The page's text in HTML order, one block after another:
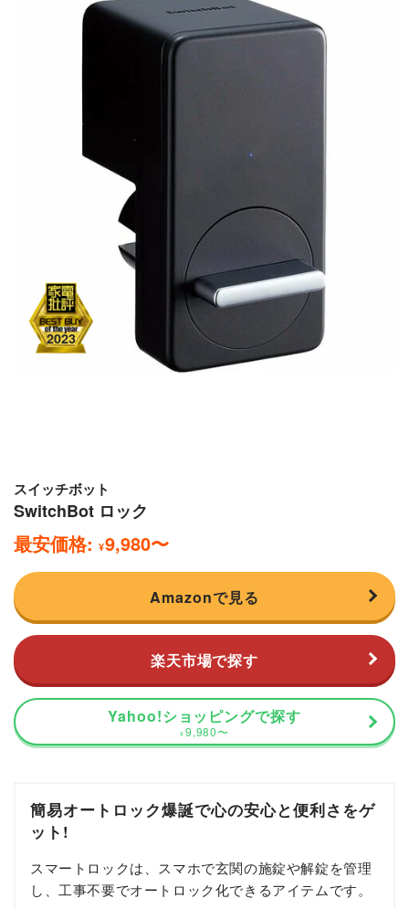
スイッチボット
SwitchBot ロック
最安価格: ¥9,980〜
Amazonで見る
楽天市場で探す
Yahoo!ショッピングで探す
¥ 9,980〜
簡易オートロック爆誕で心の安心と便利さをゲ
ット!
スマートロックは、スマホで玄関の施錠や解錠を管理
し、工事不要でオートロック化できるアイテムです。